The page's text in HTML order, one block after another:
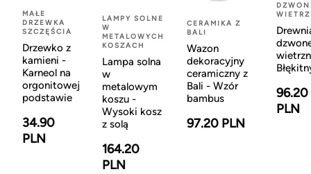
MAŁE
DRZEWKA
SZCZĘŚCIA
Drzewko z
kamieni -
Karneol na
orgonitowej
podstawie
34.90
PLN
LAMPY SOLNE
W
METALOWYCH
KOSZACH
Lampa solna
w
metalowym
koszu -
Wysoki kosz
z solą
164.20
PLN
CERAMIKA Z
BALI
Wazon
dekoracyjny
ceramiczny z
Bali - Wzór
bambus
97.20 PLN
96.20
PLN